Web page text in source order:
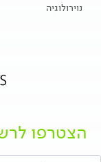
נוירולוגיה
הצטרפו